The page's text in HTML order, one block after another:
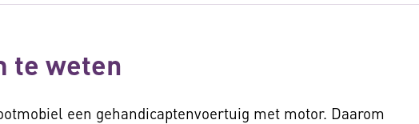
te weten
een gehandicaptenvoertuig met motor. Daarom